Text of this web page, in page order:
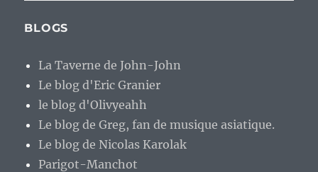
BLOGS
La Taverne de John-John
Le blog d'Eric Granier
le blog d'Olivyeahh
Le blog de Greg, fan de musique asiatique.
Le blog de Nicolas Karolak
Parigot-Manchot